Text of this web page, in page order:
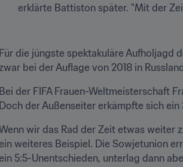
erklärte Battiston später. "Mit der
Für die jüngste spektakuläre Aufholjagd
bei der Auflage von 2018 in
Bei der FIFA Frauen-Weltmeisterschaft
Doch der Außenseiter erkämpfte sich
wir das Rad der Zeit etwas weiter
weiteres Beispiel. Die Sowjetunion
5:5-Unentschieden, unterlag dann